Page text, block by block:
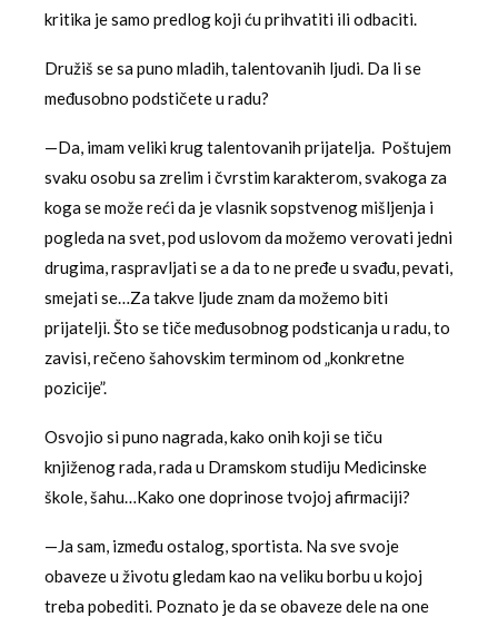
kritika je samo predlog koji ću prihvatiti ili odbaciti.
Družiš se sa puno mladih, talentovanih ljudi. Da li se
međusobno podstičete u radu?
—Da, imam veliki krug talentovanih prijatelja. Poštujem
svaku osobu sa zrelim i čvrstim karakterom, svakoga za
koga se može reći da je vlasnik sopstvenog mišljenja i
pogleda na svet, pod uslovom da možemo verovati jedni
drugima, raspravljati se a da to ne pređe u svađu, pevati,
smejati se…Za takve ljude znam da možemo biti
prijatelji. Što se tiče međusobnog podsticanja u radu, to
zavisi, rečeno šahovskim terminom od „konkretne
pozicije”.
Osvojio si puno nagrada, kako onih koji se tiču
knjiženog rada, rada u Dramskom studiju Medicinske
škole, šahu…Kako one doprinose tvojoj afirmaciji?
—Ja sam, između ostalog, sportista. Na sve svoje
obaveze u životu gledam kao na veliku borbu u kojoj
treba pobediti. Poznato je da se obaveze dele na one